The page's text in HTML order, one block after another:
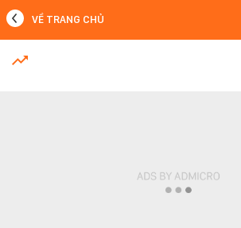
MỚI NHẤT
VỀ TRANG CHỦ